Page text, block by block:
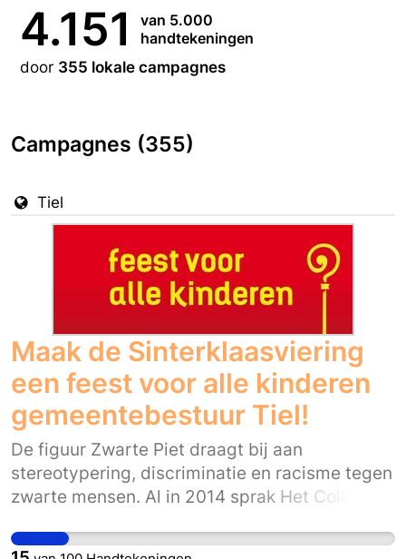
4.151
van 5.000
handtekeningen
door 355 lokale campagnes
Campagnes (355)
Tiel
Maak de Sinterklaasviering
een feest voor alle kinderen
gemeentebestuur Tiel!
De figuur Zwarte Piet draagt bij aan
stereotypering, discriminatie en racisme tegen
zwarte mensen. Al in 2014 sprak Het College
reden uit tegen Zwarte Piet. In 2016 stelde de